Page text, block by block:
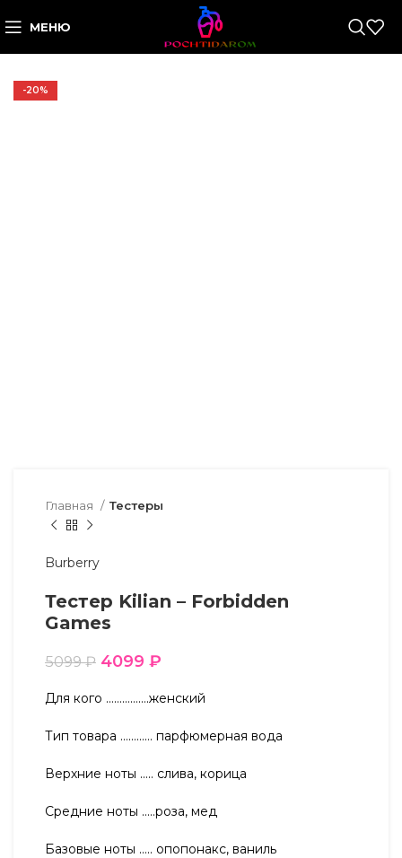
МЕНЮ
-20%
Главная Тестеры
Burberry
Тестер Kilian – Forbidden
Games
5099₽ 4099 ₽
Для кого …………….женский
Тип товара ………… парфюмерная вода
Верхние ноты ….. слива, корица
Средние ноты …..роза, мед
Базовые ноты ….. опопонакс, ваниль